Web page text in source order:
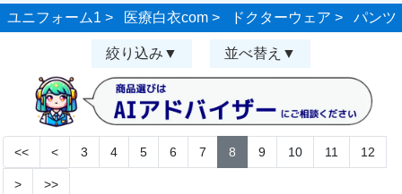
ユニフォーム1 > 医療白衣com > ドクターウェア > パンツ
絞り込み 並べ替え
<< < 3 4 5 6 7 8 9 10 11 12
> >>